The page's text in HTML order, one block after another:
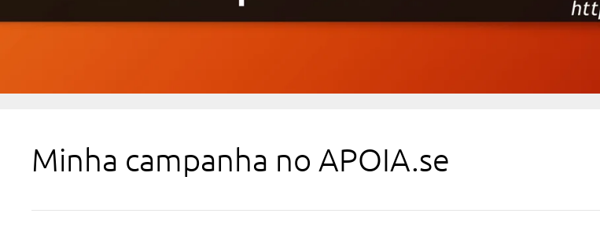
Minha campanha no APOIA.se